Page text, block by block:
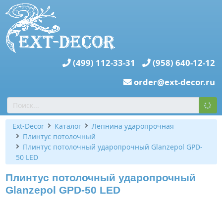
(499) 112-33-31
(958) 640-12-12
order@ext-decor.ru
Ext-Decor Каталог
Лепнина ударопрочная
Плинтус потолочный
Плинтус потолочный ударопрочный Glanzepol GPD-
50 LED
Плинтус потолочный ударопрочный
Glanzepol GPD-50 LED